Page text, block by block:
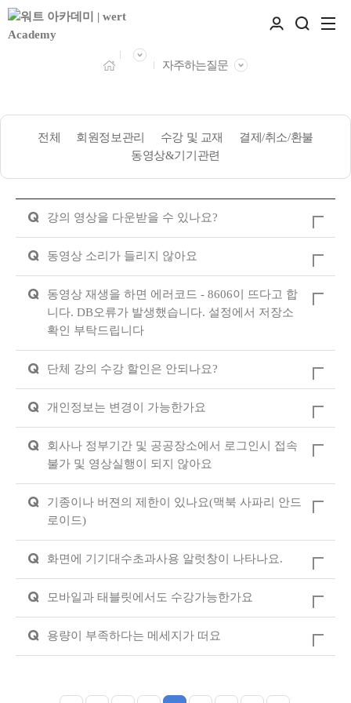
자주하는질문
전체 회원정보관리 수강 및 교재
결제/취소/환불
동영상&기기관련
Q 강의 영상을 다운받을 수 있나요?
Q 동영상 소리가 들리지 않아요
Q
동영상 재생을 하면 에러코드 - 8606이 뜨다고 합
니다. DB오류가 발생했습니다. 설정에서 저장소
확인 부탁드립니다
Q 단체 강의 수강 할인은 안되나요?
Q 개인정보는 변경이 가능한가요
Q
회사나 정부기간 및 공공장소에서 로그인시 접속
불가 및 영상실행이 되지 않아요
Q
기종이나 버젼의 제한이 있나요(맥북 사파리 안드
로이드)
Q 화면에 기기대수초과사용 알럿창이 나타나요.
Q 모바일과 태블릿에서도 수강가능한가요
Q 용량이 부족하다는 메세지가 떠요